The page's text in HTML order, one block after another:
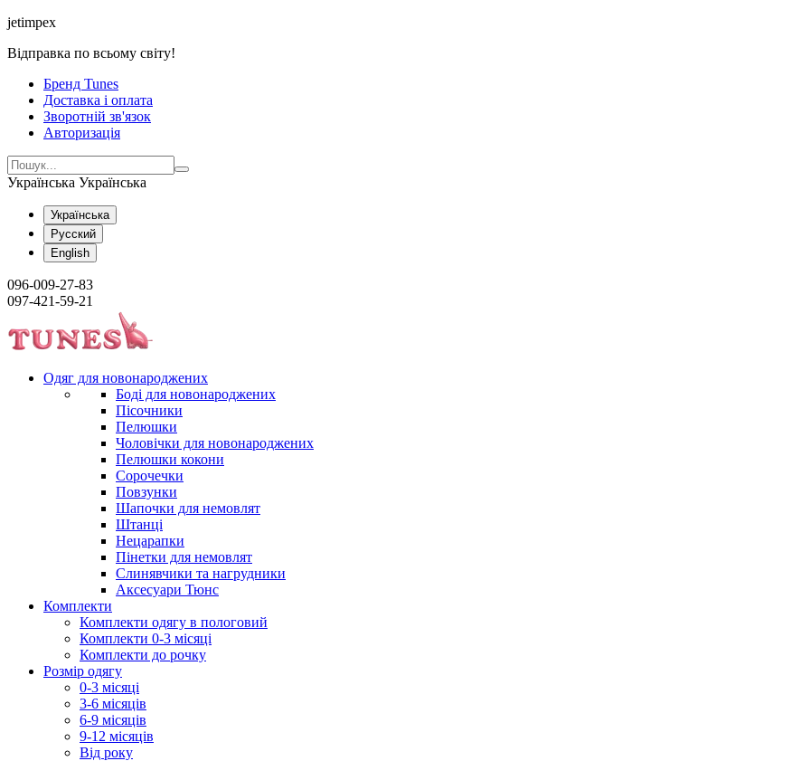
jetimpex
Відправка по всьому світу!
Бренд Tunes
Доставка і оплата
Зворотній зв'язок
Авторизація
Українська Українська
Українська
Русский
English
096-009-27-83
097-421-59-21
Одяг для новонароджених
Боді для новонароджених
Пісочники
Пелюшки
Чоловічки для новонароджених
Пелюшки кокони
Сорочечки
Повзунки
Шапочки для немовлят
Штанці
Нецарапки
Пінетки для немовлят
Слинявчики та нагрудники
Аксесуари Тюнс
Комплекти
Комплекти одягу в пологовий
Комплекти 0-3 місяці
Комплекти до рочку
Розмір одягу
0-3 місяці
3-6 місяців
6-9 місяців
9-12 місяців
Від року